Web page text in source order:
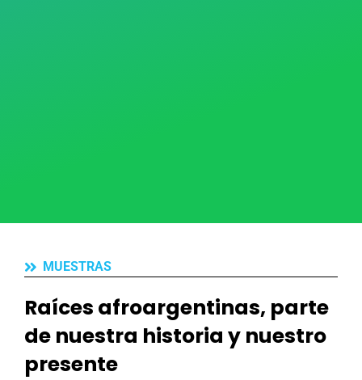
MUESTRAS
Raíces afroargentinas, parte
de nuestra historia y nuestro
presente